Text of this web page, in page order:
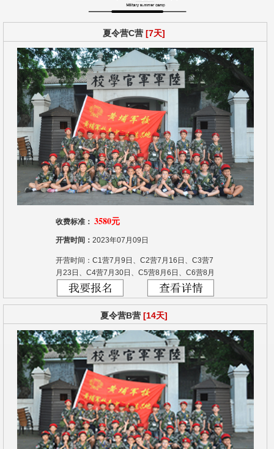
夏令营C营[7天]
收费标准： 3580元
开营时间：2023年07月09日
开营时间：C1营7月9日、C2营7月16日、C3营7
月23日、C4营7月30日、C5营8月6日、C6营8月
13日、C7营8月20日
夏令营B营[14天]